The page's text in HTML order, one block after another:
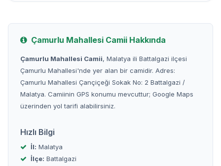
Çamurlu Mahallesi Camii Hakkında
Çamurlu Mahallesi Camii, Malatya ili Battalgazi ilçesi
Çamurlu Mahallesi'nde yer alan bir camidir. Adres:
Çamurlu Mahallesi Çançiçeği Sokak No: 2 Battalgazi /
Malatya. Camiinin GPS konumu mevcuttur; Google Maps
üzerinden yol tarifi alabilirsiniz.
Hızlı Bilgi
İl: Malatya
İlçe: Battalgazi